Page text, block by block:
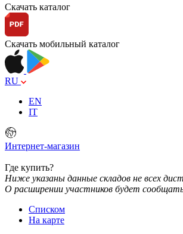
Скачать каталог
Скачать мобильный каталог
RU
EN
IT
Интернет-магазин
Где купить?
Ниже указаны данные складов не всех
О расширении участников будет
Списком
На карте